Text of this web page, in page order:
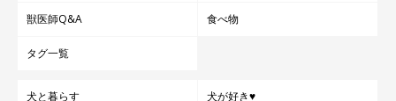
獣医師Q&A 食べ物
タグ一覧
犬と暮らす 犬が好き♥